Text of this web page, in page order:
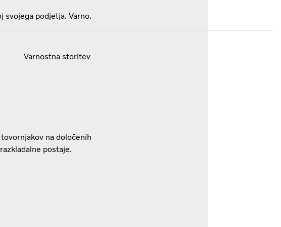
svojega podjetja. Varno.
Varnostna storitev
na določenih
postaje.